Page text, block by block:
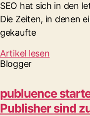
SEO hat sich in den
Die Zeiten, in denen
gekaufte
Artikel lesen
Blogger
publuence
Publisher sind